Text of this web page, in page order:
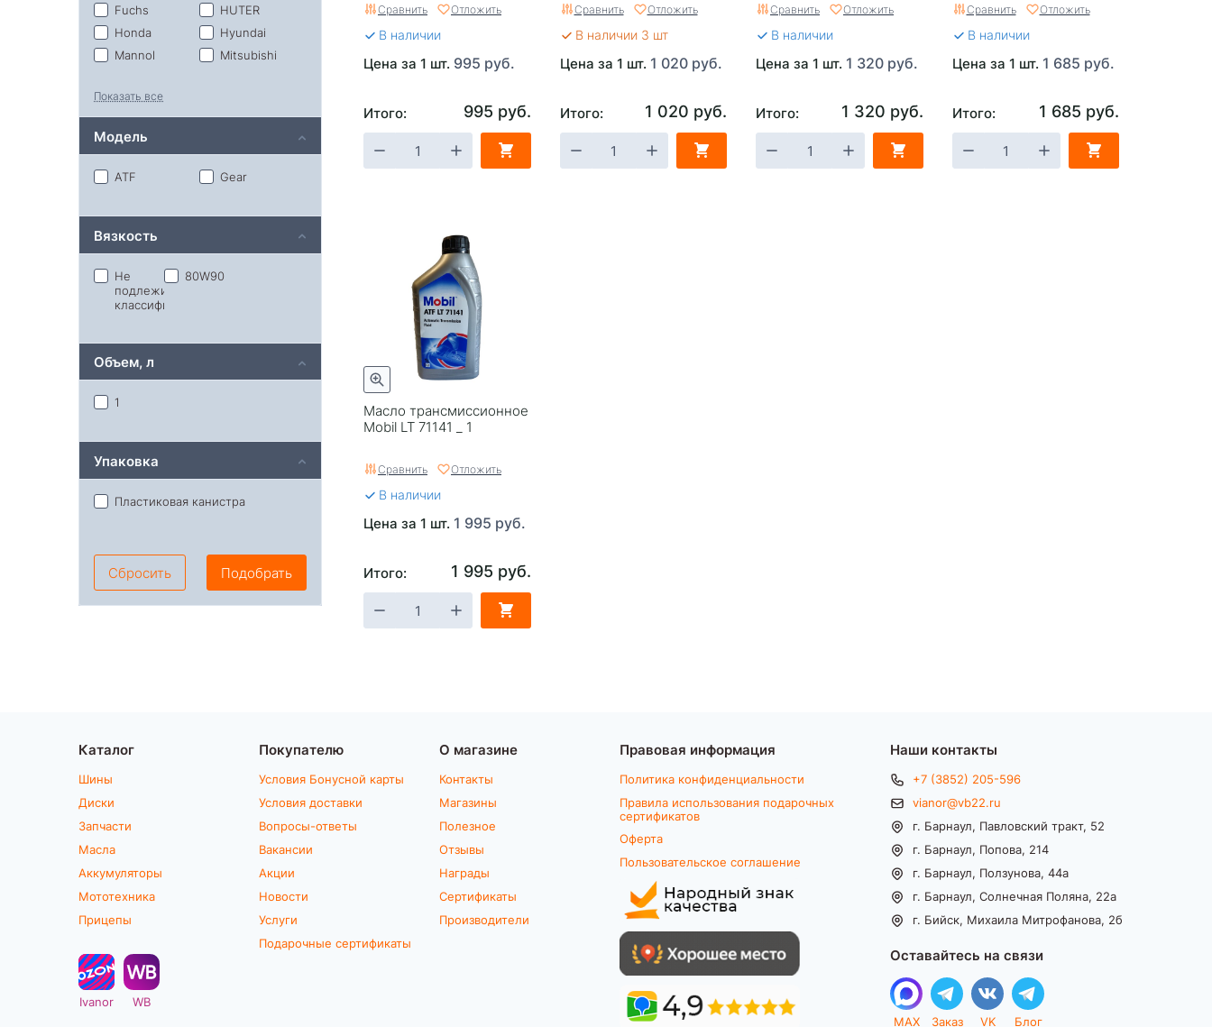
Сравнить Отложить
В наличии
Цена за 1 шт. 995 руб.
Итого: 995 руб.
Сравнить Отложить
В наличии 3 шт
Цена за 1 шт. 1 020 руб.
Итого: 1 020 руб.
Сравнить Отложить
В наличии
Цена за 1 шт. 1 320 руб.
Итого: 1 320 руб.
Сравнить Отложить
В наличии
Цена за 1 шт. 1 685 руб.
Итого: 1 685 руб.
Масло трансмиссионное
Mobil LT 71141 _ 1
Сравнить Отложить
В наличии
Цена за 1 шт. 1 995 руб.
Итого: 1 995 руб.
Fuchs
HUTER
Honda
Hyundai
Mannol
Mitsubishi
Nissan
Ravenol
Rolf
Seven
Ликви-моли
Ойлрайт
Показать все
Модель
ATF Gear
Вязкость
Не
подлежит
классификации
80W90
Объем, л
1
Упаковка
Пластиковая канистра
Сбросить Подобрать
Каталог
Шины
Диски
Запчасти
Масла
Аккумуляторы
Мототехника
Прицепы
Ivanor WB
Покупателю
Условия Бонусной карты
Условия доставки
Вопросы-ответы
Вакансии
Акции
Новости
Услуги
Подарочные сертификаты
О магазине
Контакты
Магазины
Полезное
Отзывы
Награды
Сертификаты
Производители
Правовая информация
Политика конфиденциальности
Правила использования подарочных
сертификатов
Оферта
Пользовательское соглашение
Наши контакты
+7 (3852) 205-596
vianor@vb22.ru
г. Барнаул, Павловский тракт, 52
г. Барнаул, Попова, 214
г. Барнаул, Ползунова, 44а
г. Барнаул, Солнечная Поляна, 22а
г. Бийск, Михаила Митрофанова, 2б
Оставайтесь на связи
MAX Заказ VK Блог